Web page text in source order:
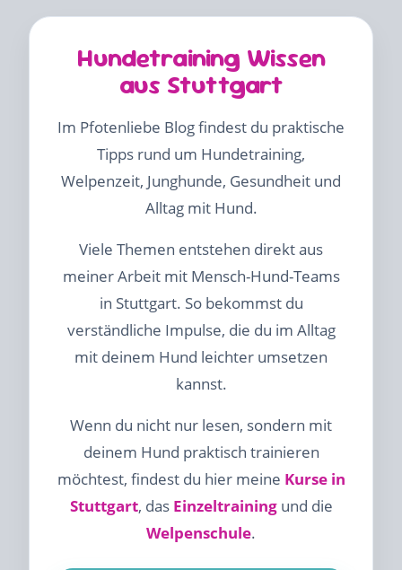
Hundetraining Wissen
aus Stuttgart
Im Pfotenliebe Blog findest du praktische
Tipps rund um Hundetraining,
Welpenzeit, Junghunde, Gesundheit und
Alltag mit Hund.
Viele Themen entstehen direkt aus
meiner Arbeit mit Mensch-Hund-Teams
in Stuttgart. So bekommst du
verständliche Impulse, die du im Alltag
mit deinem Hund leichter umsetzen
kannst.
Wenn du nicht nur lesen, sondern mit
deinem Hund praktisch trainieren
möchtest, findest du hier meine Kurse in
Stuttgart, das Einzeltrainingund die
Welpenschule.